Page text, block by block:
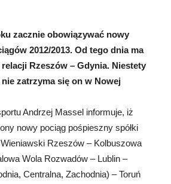
zacznie obowiązywać nowy
2012/2013. Od tego dnia ma
relacji Rzeszów – Gdynia. Niestety
zatrzyma się on w Nowej
Andrzej Massel informuje, iż
nowy pociąg pośpieszny spółki
Rzeszów – Kolbuszowa
Wola Rozwadów – Lublin –
Centralna, Zachodnia) – Toruń